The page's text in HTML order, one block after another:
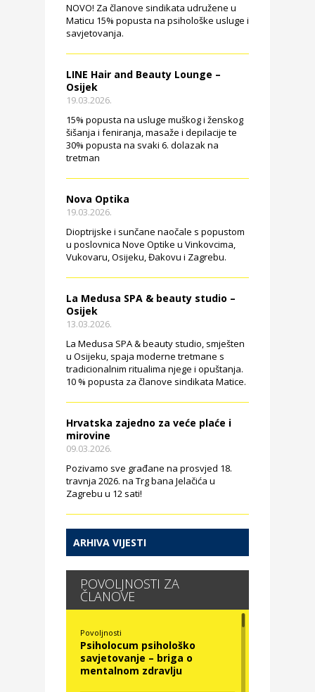
NOVO! Za članove sindikata udružene u
Maticu 15% popusta na psihološke usluge i
savjetovanja.
LINE Hair and Beauty Lounge –
Osijek
19.03.2026.
15% popusta na usluge muškog i ženskog
šišanja i feniranja, masaže i depilacije te
30% popusta na svaki 6. dolazak na
tretman
Nova Optika
19.03.2026.
Dioptrijske i sunčane naočale s popustom
u poslovnica Nove Optike u Vinkovcima,
Vukovaru, Osijeku, Đakovu i Zagrebu.
La Medusa SPA & beauty studio –
Osijek
13.03.2026.
La Medusa SPA & beauty studio, smješten
u Osijeku, spaja moderne tretmane s
tradicionalnim ritualima njege i opuštanja.
10 % popusta za članove sindikata Matice.
Hrvatska zajedno za veće plaće i
mirovine
09.03.2026.
Pozivamo sve građane na prosvjed 18.
travnja 2026. na Trg bana Jelačića u
Zagrebu u 12 sati!
ARHIVA VIJESTI
POVOLJNOSTI ZA
ČLANOVE
Povoljnosti
Psiholocum psihološko
savjetovanje – briga o
mentalnom zdravlju